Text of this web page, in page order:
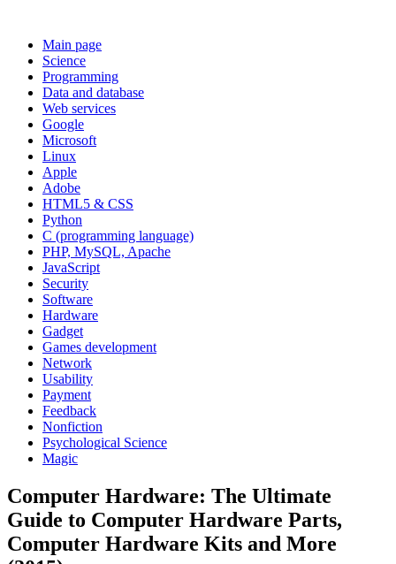
Main page
Science
Programming
Data and database
Web services
Google
Microsoft
Linux
Apple
Adobe
HTML5 & CSS
Python
C (programming language)
PHP, MySQL, Apache
JavaScript
Security
Software
Hardware
Gadget
Games development
Network
Usability
Payment
Feedback
Nonfiction
Psychological Science
Magic
Computer Hardware: The Ultimate
Guide to Computer Hardware Parts,
Computer Hardware Kits and More